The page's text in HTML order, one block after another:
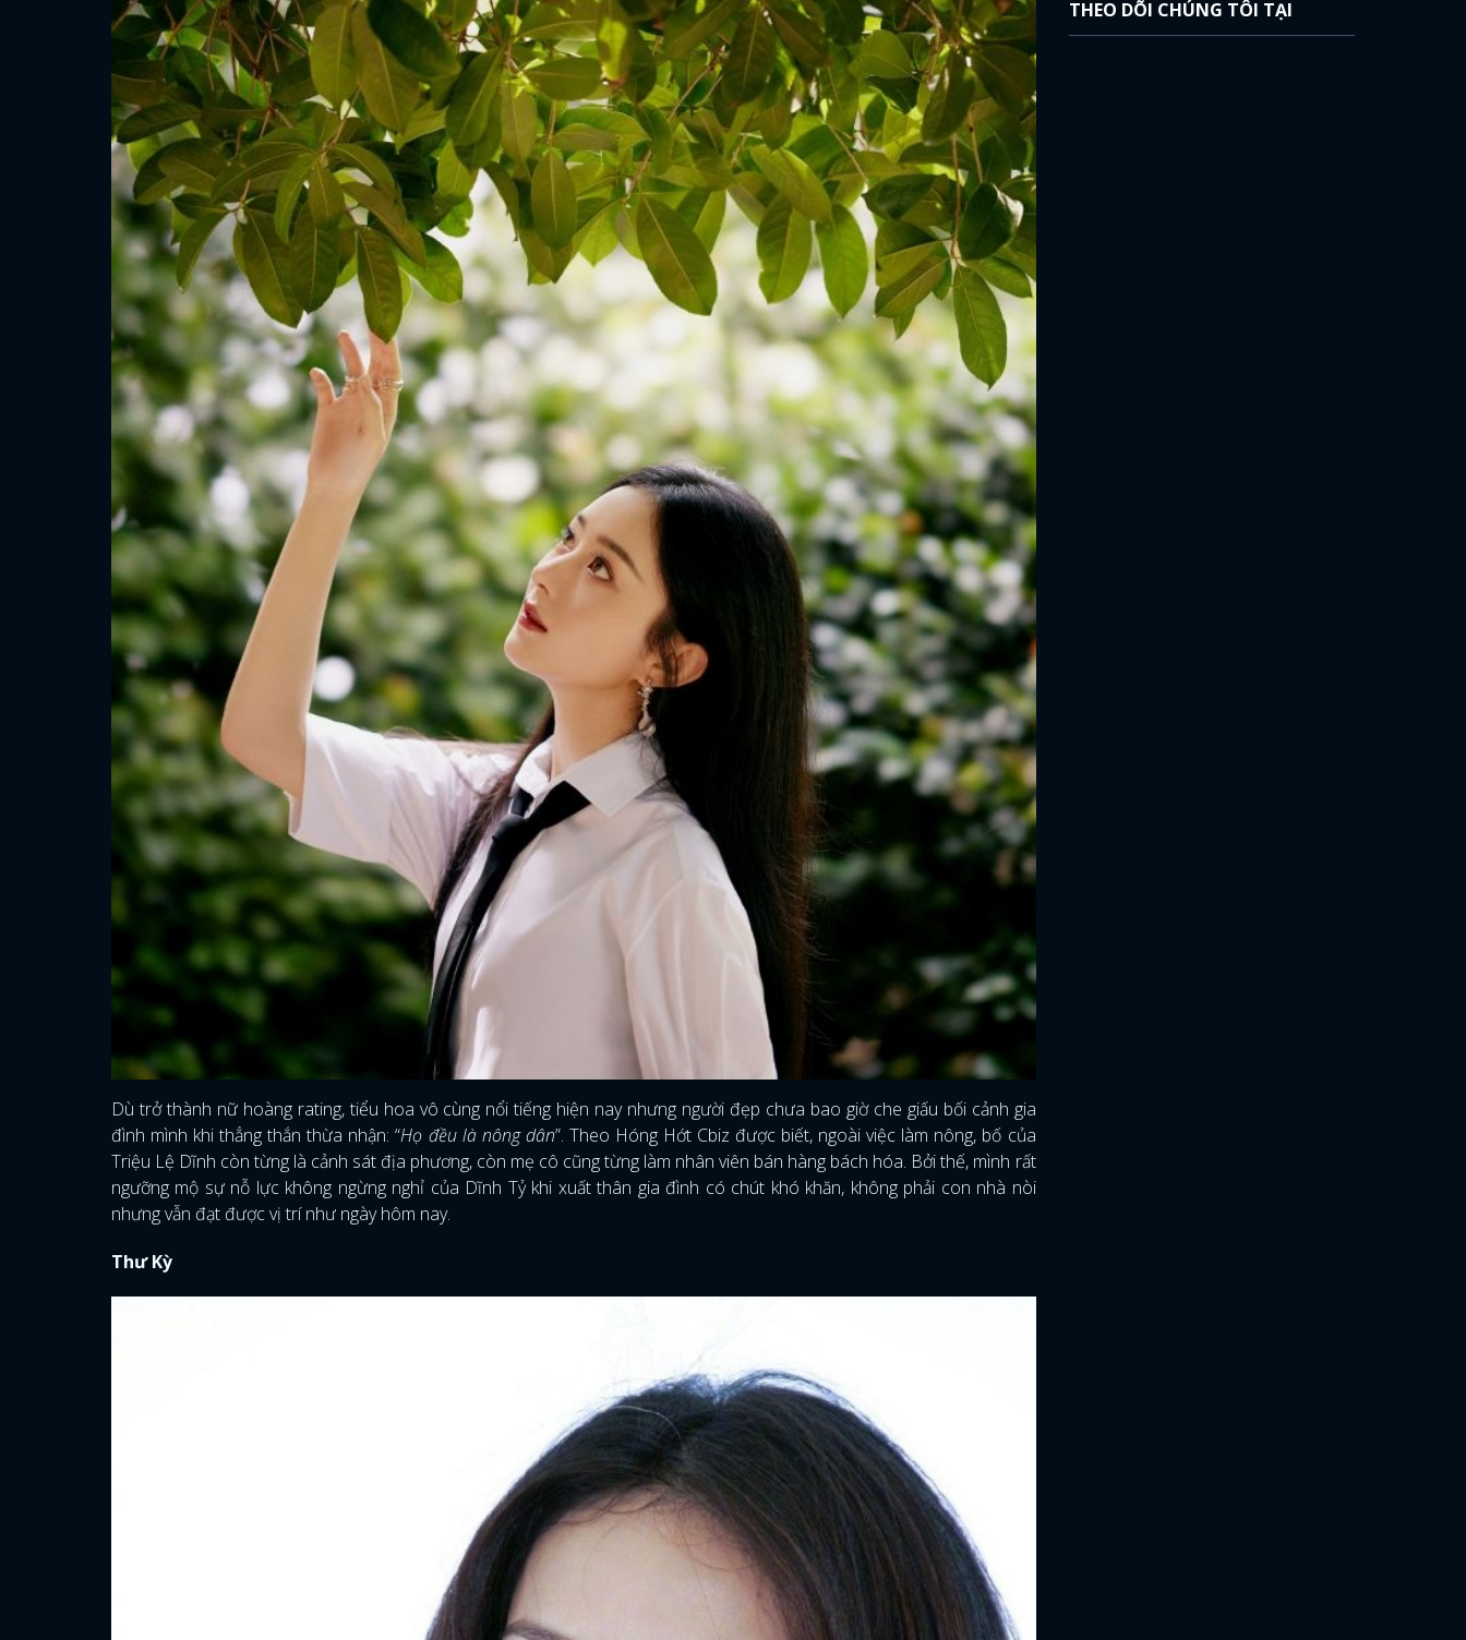
ĐĂNG NHẬP
FACEBOOK GOOGLE
Dù trở thành nữ hoàng rating, tiểu hoa vô cùng nổi tiếng hiện nay nhưng người đẹp chưa bao giờ che giấu bối cảnh gia
đình mình khi thẳng thắn thừa nhận: “Họ đều là nông dân”. Theo Hóng Hớt Cbiz được biết, ngoài việc làm nông, bố của
Triệu Lệ Dĩnh còn từng là cảnh sát địa phương, còn mẹ cô cũng từng làm nhân viên bán hàng bách hóa. Bởi thế, mình rất
ngưỡng mộ sự nỗ lực không ngừng nghỉ của Dĩnh Tỷ khi xuất thân gia đình có chút khó khăn, không phải con nhà nòi
nhưng vẫn đạt được vị trí như ngày hôm nay.
Thư Kỳ
THEO DÕI CHÚNG TÔI TẠI